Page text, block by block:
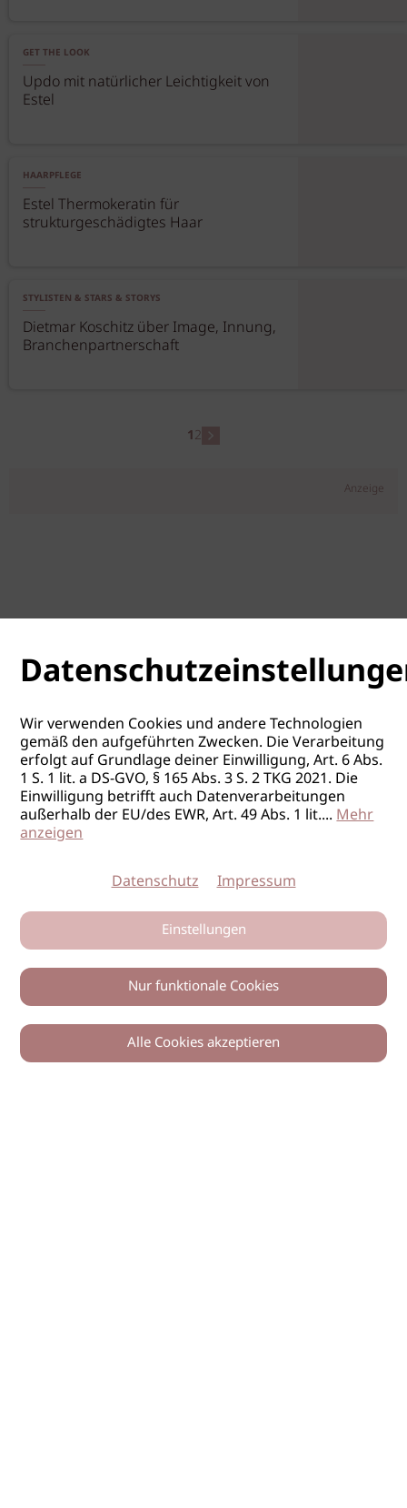
GET THE LOOK
Updo mit natürlicher Leichtigkeit von
Estel
HAARPFLEGE
Estel Thermokeratin für
strukturgeschädigtes Haar
STYLISTEN & STARS & STORYS
Dietmar Koschitz über Image, Innung,
Branchenpartnerschaft
12
Anzeige
Wir verwenden Cookies und andere Technologien
gemäß den aufgeführten Zwecken. Die Verarbeitung
erfolgt auf Grundlage deiner Einwilligung, Art. 6 Abs.
1 S. 1 lit. a DS-GVO, § 165 Abs. 3 S. 2 TKG 2021. Die
Einwilligung betrifft auch Datenverarbeitungen
außerhalb der EU/des EWR, Art. 49 Abs. 1 lit....Mehr
anzeigen
Datenschutz Impressum
Einstellungen
Nur funktionale Cookies
Alle Cookies akzeptieren